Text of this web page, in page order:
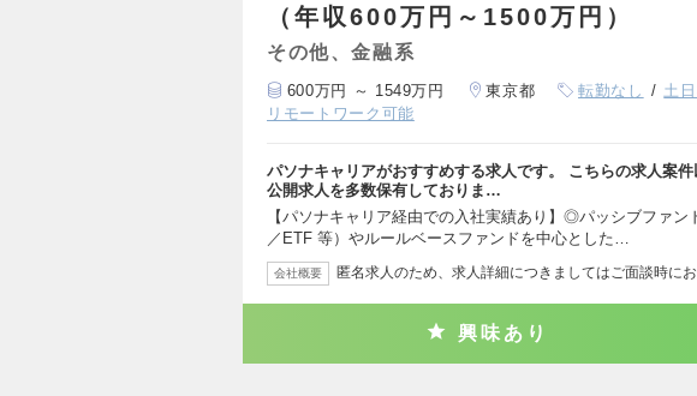
（年収600万円～1500万円）
その他、金融系
600万円 ～ 1549万円 東京都 転勤なし 土
リモートワーク可能
パソナキャリアがおすすめする求人です。 こちらの求人案
公開求人を多数保有しておりま…
【パソナキャリア経由での入社実績あり】◎パッシブファン
／ETF 等）やルールベースファンドを中心とした…
会社概要 匿名求人のため、求人詳細につきましてはご面談時にお
興味あり